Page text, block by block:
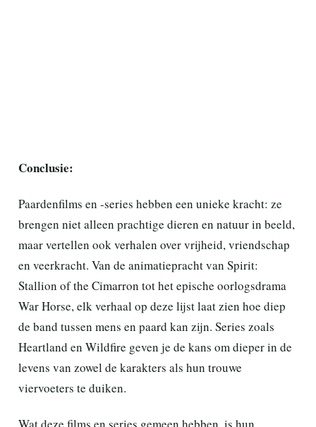
Conclusie:
Paardenfilms en -series hebben een unieke kracht: ze
brengen niet alleen prachtige dieren en natuur in beeld,
maar vertellen ook verhalen over vrijheid, vriendschap
en veerkracht. Van de animatiepracht van Spirit:
Stallion of the Cimarron tot het epische oorlogsdrama
War Horse, elk verhaal op deze lijst laat zien hoe diep
de band tussen mens en paard kan zijn. Series zoals
Heartland en Wildfire geven je de kans om dieper in de
levens van zowel de karakters als hun trouwe
viervoeters te duiken.
Wat deze films en series gemeen hebben, is hun